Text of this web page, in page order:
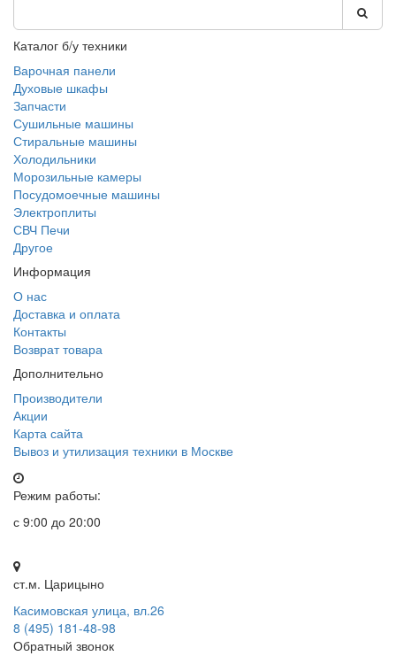
Каталог б/у техники
Варочная панели
Духовые шкафы
Запчасти
Сушильные машины
Стиральные машины
Холодильники
Морозильные камеры
Посудомоечные машины
Электроплиты
СВЧ Печи
Другое
Информация
О нас
Доставка и оплата
Контакты
Возврат товара
Дополнительно
Производители
Акции
Карта сайта
Вывоз и утилизация техники в Москве
Режим работы:
с 9:00 до 20:00
ст.м. Царицыно
Касимовская улица, вл.26
8 (495) 181-48-98
Обратный звонок